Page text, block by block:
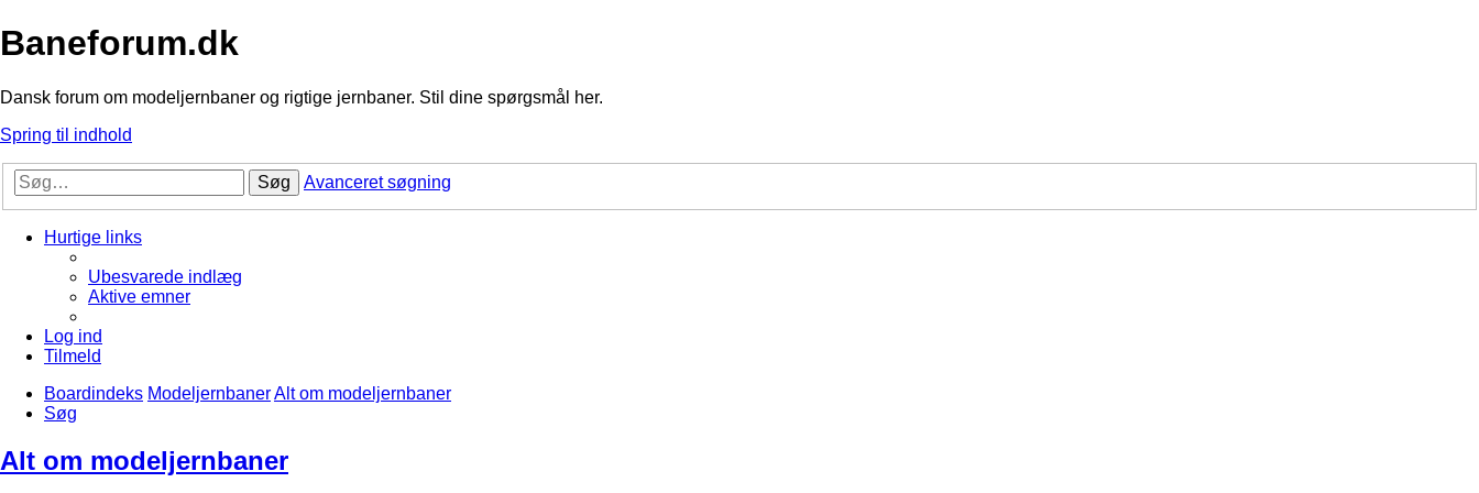
Baneforum.dk
Dansk forum om modeljernbaner og rigtige jernbaner. Stil dine spørgsmål her.
Spring til indhold
Søg Avanceret søgning
Hurtige links
Ubesvarede indlæg
Aktive emner
Log ind
Tilmeld
Boardindeks ModeljernbanerAlt om modeljernbaner
Søg
Alt om modeljernbaner